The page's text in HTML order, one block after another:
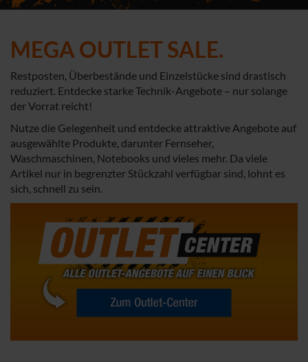
MEGA OUTLET SALE.
Restposten, Überbestände und Einzelstücke sind drastisch
reduziert. Entdecke starke Technik-Angebote – nur solange
der Vorrat reicht!
Nutze die Gelegenheit und entdecke attraktive Angebote auf
ausgewählte Produkte, darunter Fernseher,
Waschmaschinen, Notebooks und vieles mehr. Da viele
Artikel nur in begrenzter Stückzahl verfügbar sind, lohnt es
sich, schnell zu sein.